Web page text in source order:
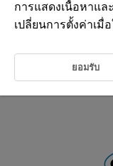
กล้องจะเลือกการตั้งค่าที่
สำหรับวัตถุหรือฉากของคุ
ปรับปุ่มโหม
การแสดงเนื้อหาแ
เปลี่ยนการตั้งค่าเมื่
ยอมรับ